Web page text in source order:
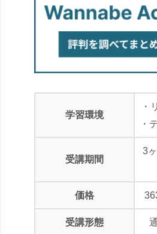
学習環境
・
・
受講期間
3
価格
受講形態